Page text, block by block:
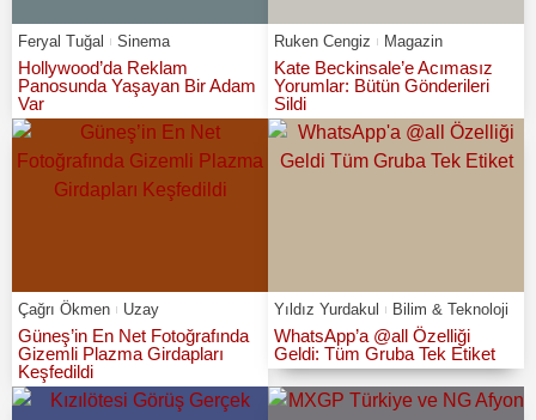
Feryal Tuğal Sinema
Hollywood’da Reklam
Panosunda Yaşayan Bir Adam
Var
Ruken Cengiz Magazin
Kate Beckinsale’e Acımasız
Yorumlar: Bütün Gönderileri
Sildi
Çağrı Ökmen Uzay
Güneş’in En Net Fotoğrafında
Gizemli Plazma Girdapları
Keşfedildi
Yıldız Yurdakul Bilim & Teknoloji
WhatsApp’a @all Özelliği
Geldi: Tüm Gruba Tek Etiket